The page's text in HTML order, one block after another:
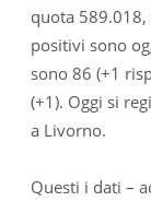
quota
positivi sono
sono 86 (+1
(+1). Oggi si
a Livorno.
Questi i dati –